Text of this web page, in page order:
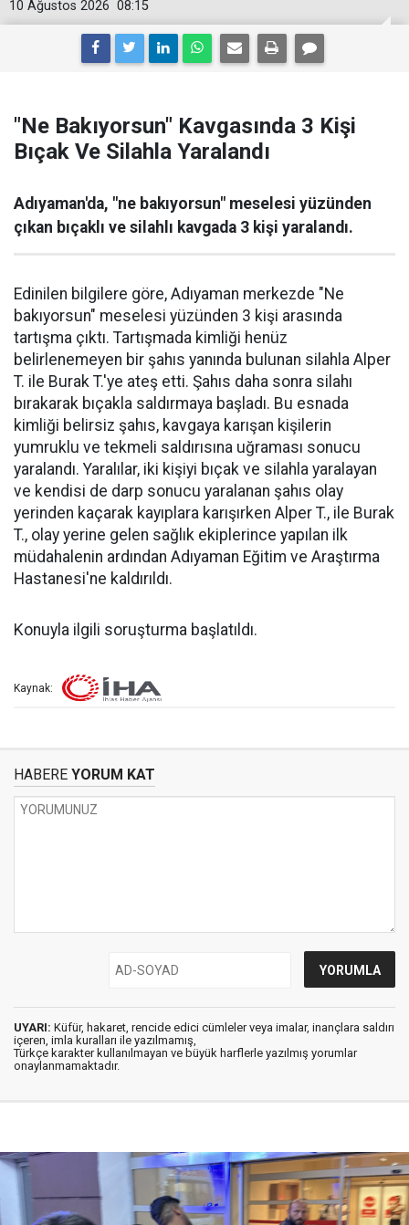
08:15
10 Ağustos 2026
"Ne Bakıyorsun" Kavgasında 3 Kişi
Bıçak Ve Silahla Yaralandı
Adıyaman'da, "ne bakıyorsun" meselesi yüzünden
çıkan bıçaklı ve silahlı kavgada 3 kişi yaralandı.
Edinilen bilgilere göre, Adıyaman merkezde "Ne
bakıyorsun" meselesi yüzünden 3 kişi arasında
tartışma çıktı. Tartışmada kimliği henüz
belirlenemeyen bir şahıs yanında bulunan silahla Alper
T. ile Burak T.'ye ateş etti. Şahıs daha sonra silahı
bırakarak bıçakla saldırmaya başladı. Bu esnada
kimliği belirsiz şahıs, kavgaya karışan kişilerin
yumruklu ve tekmeli saldırısına uğraması sonucu
yaralandı. Yaralılar, iki kişiyi bıçak ve silahla yaralayan
ve kendisi de darp sonucu yaralanan şahıs olay
yerinden kaçarak kayıplara karışırken Alper T., ile Burak
T., olay yerine gelen sağlık ekiplerince yapılan ilk
müdahalenin ardından Adıyaman Eğitim ve Araştırma
Hastanesi'ne kaldırıldı.
Konuyla ilgili soruşturma başlatıldı.
Kaynak:
HABERE YORUM KAT
UYARI: Küfür, hakaret, rencide edici cümleler veya imalar, inançlara saldırı
içeren, imla kuralları ile yazılmamış,
Türkçe karakter kullanılmayan ve büyük harflerle yazılmış yorumlar
onaylanmamaktadır.